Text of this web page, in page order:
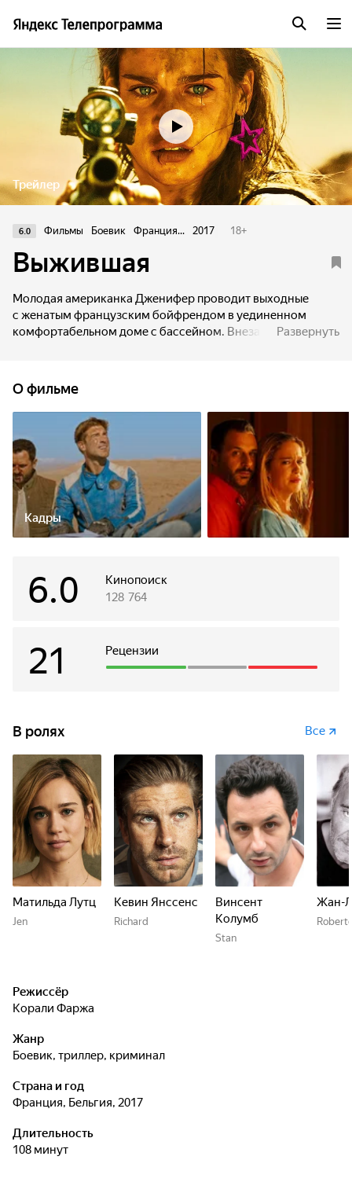
Трейлер
6.0 Фильмы Боевик Франция... 2017 18+
Выжившая
Молодая американка Дженифер проводит выходные
с женатым французским бойфрендом в уединенном
комфортабельном доме с бассейном. Внезапно раньше
быть осторожнее посреди пустыни и в присутствии
незнакомых людей, но, желая разжечь страсть любовника,
Дженифер заигрывает с его другом.
Развернуть
О фильме
Кадры
Кинопоиск
6.0 128 764
Рецензии
21
В ролях Все
Матильда Лутц
Jen
Кевин Янссенс
Richard
Винсент
Колумб
Stan
Жан-
Режиссёр
Корали Фаржа
Жанр
боевик, триллер, криминал
Страна и год
Франция, Бельгия, 2017
Длительность
108 минут